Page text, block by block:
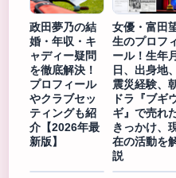
政田夢乃の結
婚・年収・キ
ャディー疑問
を徹底解決！
プロフィール
やクラブセッ
ティングも紹
介【2026年最
新版】
女優・富田
生のプロフ
ール！生年月
日、出身地、
震災経験、
ドラ『ブギ
ギ』で売れ
きっかけ、
在の活動を
説